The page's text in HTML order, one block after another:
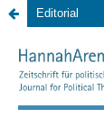
Editorial